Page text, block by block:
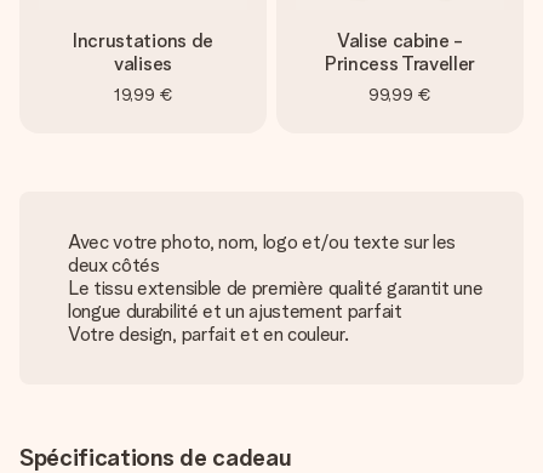
Incrustations de
valises
19,99 €
Valise cabine -
Princess Traveller
99,99 €
Avec votre photo, nom, logo et/ou texte sur les
deux côtés
Le tissu extensible de première qualité garantit une
longue durabilité et un ajustement parfait
Votre design, parfait et en couleur.
Spécifications de cadeau